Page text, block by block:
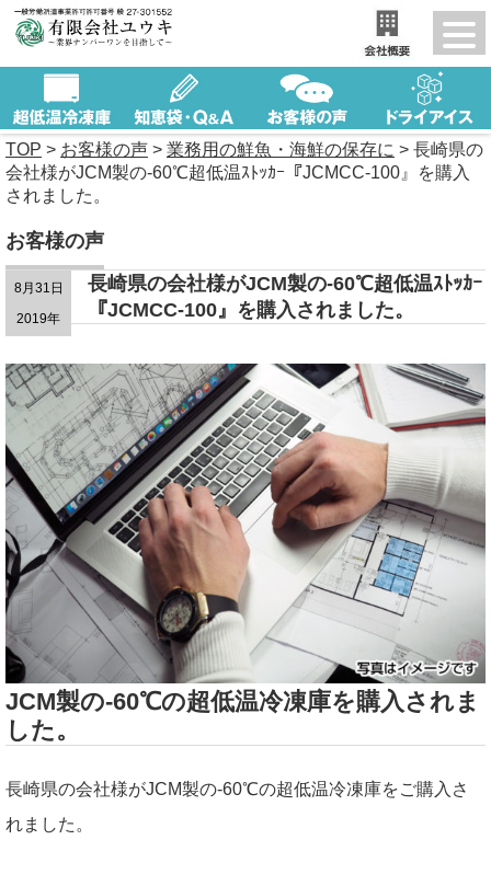
TOP > お客様の声 > 業務用の鮮魚・海鮮の保存に > 長崎県の
会社様がJCM製の-60℃超低温ｽﾄｯｶｰ『JCMCC-100』を購入
されました。
お客様の声
8月31日
2019年
長崎県の会社様がJCM製の-60℃超低温ｽﾄｯｶｰ
『JCMCC-100』を購入されました。
JCM製の-60℃の超低温冷凍庫を購入されま
した。
長崎県の会社様がJCM製の-60℃の超低温冷凍庫をご購入さ
れました。